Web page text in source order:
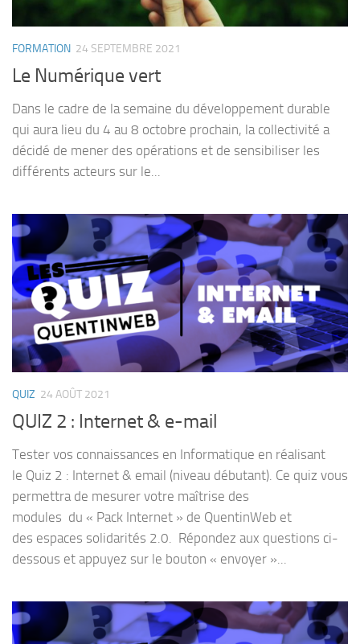
FORMATION 24 SEPTEMBRE 2021
Le Numérique vert
Dans le cadre de la semaine du développement durable
qui aura lieu du 4 au 8 octobre prochain, la collectivité a
décidé de mener des opérations et de sensibiliser les
différents acteurs sur le...
QUIZ 24 AOÛT 2021
QUIZ 2 : Internet & e-mail
Tester vos connaissances en Informatique en réalisant
le Quiz 2 : Internet & email (niveau débutant). Ce quiz vous
permettra de mesurer votre maîtrise des
modules du « Pack Internet » de QuentinWeb et
des espaces solidarités 2.0. Répondez aux questions ci-
dessous et appuyez sur le bouton « envoyer »...